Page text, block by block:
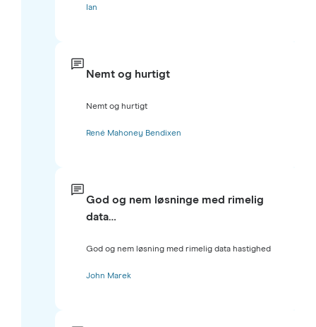
Ian
Nemt og hurtigt
Nemt og hurtigt
René Mahoney Bendixen
God og nem løsninge med rimelig
data…
God og nem løsning med rimelig data hastighed
John Marek